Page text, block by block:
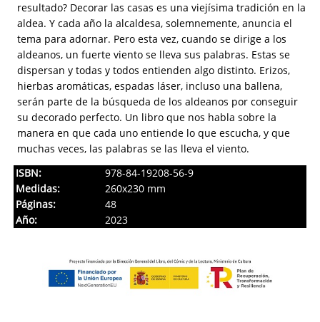
resultado? Decorar las casas es una viejísima tradición en la
aldea. Y cada año la alcaldesa, solemnemente, anuncia el
tema para adornar. Pero esta vez, cuando se dirige a los
aldeanos, un fuerte viento se lleva sus palabras. Estas se
dispersan y todas y todos entienden algo distinto. Erizos,
hierbas aromáticas, espadas láser, incluso una ballena,
serán parte de la búsqueda de los aldeanos por conseguir
su decorado perfecto. Un libro que nos habla sobre la
manera en que cada uno entiende lo que escucha, y que
muchas veces, las palabras se las lleva el viento.
ISBN:
978-84-19208-56-9
Medidas:
260x230 mm
Páginas:
48
Año:
2023